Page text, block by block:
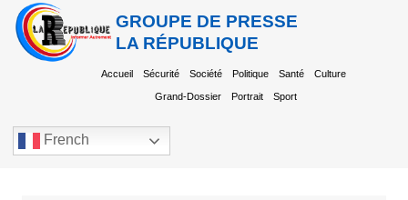
GROUPE DE PRESSE
LA RÉPUBLIQUE
Accueil Sécurité Société Politique Santé Culture
Grand-Dossier Portrait Sport
French